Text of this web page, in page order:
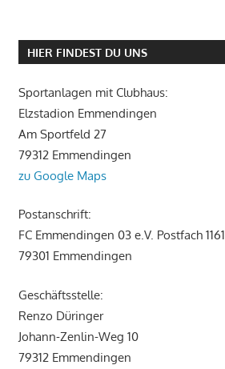
HIER FINDEST DU UNS
Sportanlagen mit Clubhaus:
Elzstadion Emmendingen
Am Sportfeld 27
79312 Emmendingen
zu Google Maps
Postanschrift:
FC Emmendingen 03 e.V. Postfach 1161
79301 Emmendingen
Geschäftsstelle:
Renzo Düringer
Johann-Zenlin-Weg 10
79312 Emmendingen